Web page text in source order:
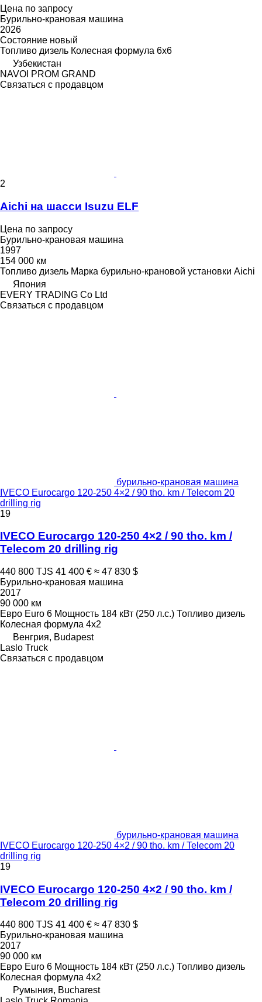
Цена по запросу
Бурильно-крановая машина
2026
Состояние новый
Топливо дизель Колесная формула 6x6
Узбекистан
NAVOI PROM GRAND
Связаться с продавцом
2
Aichi на шасси Isuzu ELF
Цена по запросу
Бурильно-крановая машина
1997
154 000 км
Топливо дизель Марка бурильно-крановой установки Aichi
Япония
EVERY TRADING Co Ltd
Связаться с продавцом
бурильно-крановая машина
IVECO Eurocargo 120-250 4×2 / 90 tho. km / Telecom 20
drilling rig
19
IVECO Eurocargo 120-250 4×2 / 90 tho. km /
Telecom 20 drilling rig
440 800 TJS 41 400 € ≈ 47 830 $
Бурильно-крановая машина
2017
90 000 км
Евро Euro 6 Мощность 184 кВт (250 л.с.) Топливо дизель
Колесная формула 4x2
Венгрия, Budapest
Laslo Truck
Связаться с продавцом
бурильно-крановая машина
IVECO Eurocargo 120-250 4×2 / 90 tho. km / Telecom 20
drilling rig
19
IVECO Eurocargo 120-250 4×2 / 90 tho. km /
Telecom 20 drilling rig
440 800 TJS 41 400 € ≈ 47 830 $
Бурильно-крановая машина
2017
90 000 км
Евро Euro 6 Мощность 184 кВт (250 л.с.) Топливо дизель
Колесная формула 4x2
Румыния, Bucharest